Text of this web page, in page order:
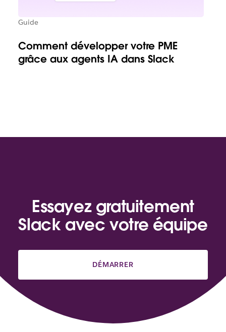
Guide
Comment développer votre PME
grâce aux agents IA dans Slack
Essayez gratuitement
Slack avec votre équipe
DÉMARRER